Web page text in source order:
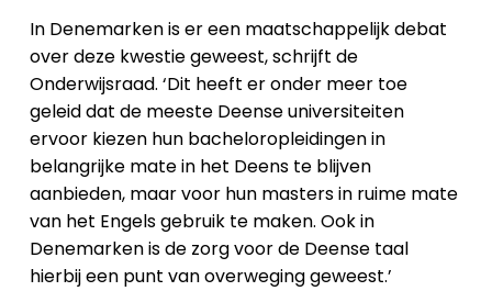
In Denemarken is er een maatschappelijk debat
over deze kwestie geweest, schrijft de
Onderwijsraad. ‘Dit heeft er onder meer toe
geleid dat de meeste Deense universiteiten
ervoor kiezen hun bacheloropleidingen in
belangrijke mate in het Deens te blijven
aanbieden, maar voor hun masters in ruime mate
van het Engels gebruik te maken. Ook in
Denemarken is de zorg voor de Deense taal
hierbij een punt van overweging geweest.’